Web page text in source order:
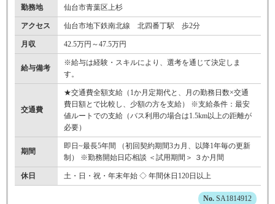
勤務地 仙台市青葉区上杉
アクセス 仙台市地下鉄南北線 北四番丁駅 歩2分
月収 42.5万円～47.5万円
給与備考
※給与は経験・スキルにより、選考を通じて決定しま
す。
交通費
★交通費全額支給（1か月定期代と、月の勤務日数×交通
費日額とで比較し、少額の方を支給） ※支給条件：最安
値ルートでの支給（バス利用の場合は1.5km以上の距離が
必要）
期間
即日~最長5年間 （初回契約期間3カ月、以降1年毎の更新
制） ※勤務開始日応相談 ＜試用期間＞ ３か月間
休日 土・日・祝・年末年始 ◇ 年間休日120日以上
SA1814912